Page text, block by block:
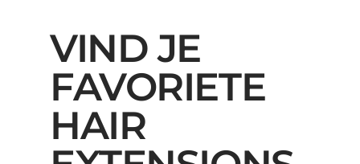
VIND JE
FAVORIETE
HAIR